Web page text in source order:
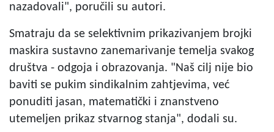
nazadovali", poručili su autori.
Smatraju da se selektivnim prikazivanjem brojki
maskira sustavno zanemarivanje temelja svakog
društva - odgoja i obrazovanja. "Naš cilj nije bio
baviti se pukim sindikalnim zahtjevima, već
ponuditi jasan, matematički i znanstveno
utemeljen prikaz stvarnog stanja", dodali su.